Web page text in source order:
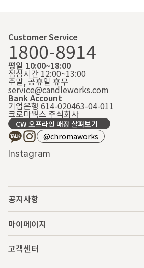
Customer Service
1800-8914
평일 10:00~18:00
점심시간 12:00~13:00
주말, 공휴일 휴무
service@candleworks.com
Bank Account
기업은행 614-020463-04-011
크로마웍스 주식회사
CW 오프라인 매장 살펴보기
@chromaworks
Instagram
공지사항
마이페이지
고객센터